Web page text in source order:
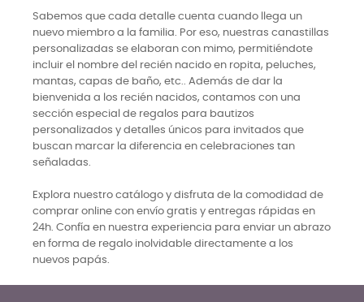
Sabemos que cada detalle cuenta cuando llega un
nuevo miembro a la familia. Por eso, nuestras canastillas
personalizadas se elaboran con mimo, permitiéndote
incluir el nombre del recién nacido en ropita, peluches,
mantas, capas de baño, etc.. Además de dar la
bienvenida a los recién nacidos, contamos con una
sección especial de regalos para bautizos
personalizados y detalles únicos para invitados que
buscan marcar la diferencia en celebraciones tan
señaladas.
Explora nuestro catálogo y disfruta de la comodidad de
comprar online con envío gratis y entregas rápidas en
24h. Confía en nuestra experiencia para enviar un abrazo
en forma de regalo inolvidable directamente a los
nuevos papás.